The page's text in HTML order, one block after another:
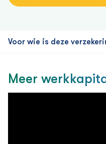
Voor wie is deze
Meer